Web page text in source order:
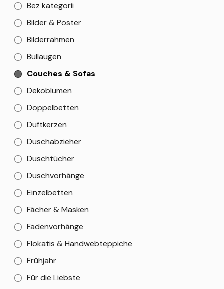
Bez kategorii
Bilder & Poster
Bilderrahmen
Bullaugen
Couches & Sofas
Dekoblumen
Doppelbetten
Duftkerzen
Duschabzieher
Duschtücher
Duschvorhänge
Einzelbetten
Fächer & Masken
Fadenvorhänge
Flokatis & Handwebteppiche
Frühjahr
Für die Liebste